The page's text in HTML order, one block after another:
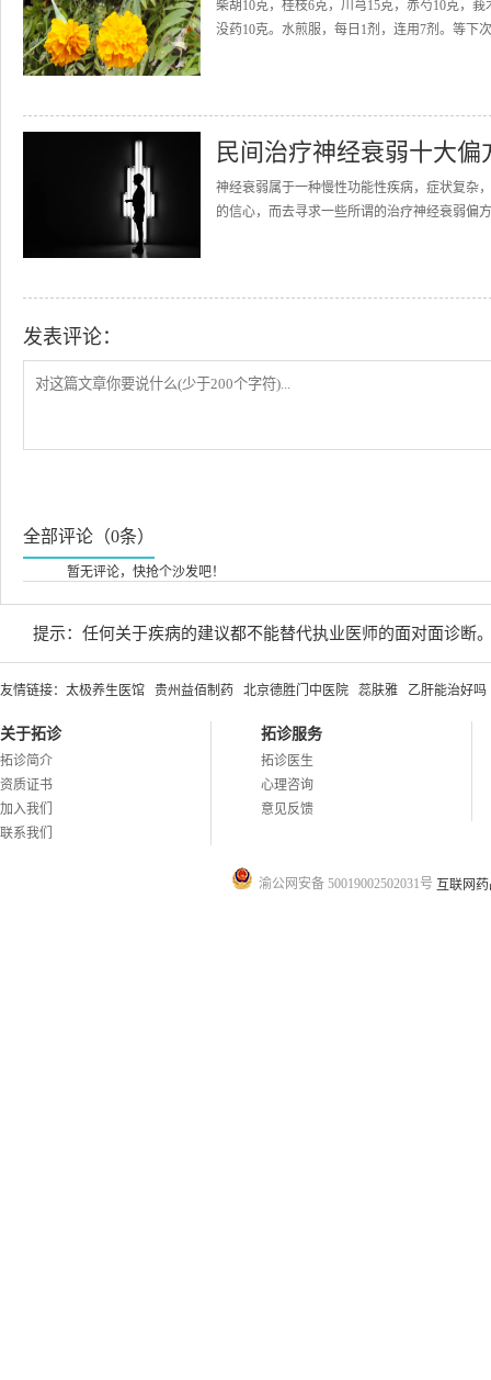
柴胡10克，桂枝6克，川芎15克，赤芍10克，
没药10克。水煎服，每日1剂，连用7剂。等下
民间治疗神经衰弱十大偏
神经衰弱属于一种慢性功能性疾病，症状复杂
的信心，而去寻求一些所谓的治疗神经衰弱偏
发表评论：
全部评论（0条）
暂无评论，快抢个沙发吧！
提示：任何关于疾病的建议都不能替代执业医师的面对面诊断
友情链接： 太极养生医馆 贵州益佰制药 北京德胜门中医院 蕊肤雅 乙肝能治好吗
关于拓诊
拓诊简介
资质证书
加入我们
联系我们
拓诊服务
拓诊医生
心理咨询
意见反馈
渝公网安备 50019002502031号 互联网